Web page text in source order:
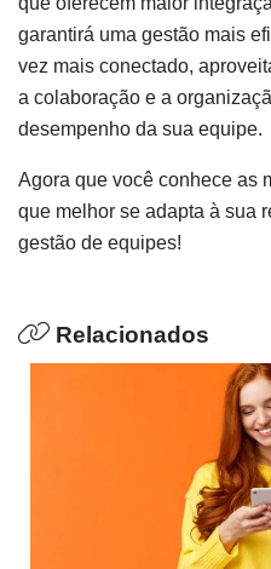
garantirá uma gestão mais
vez mais conectado,
a colaboração e a
desempenho da sua equipe.
Agora que você conhece as
que melhor se adapta à sua
gestão de equipes!
Relacionados